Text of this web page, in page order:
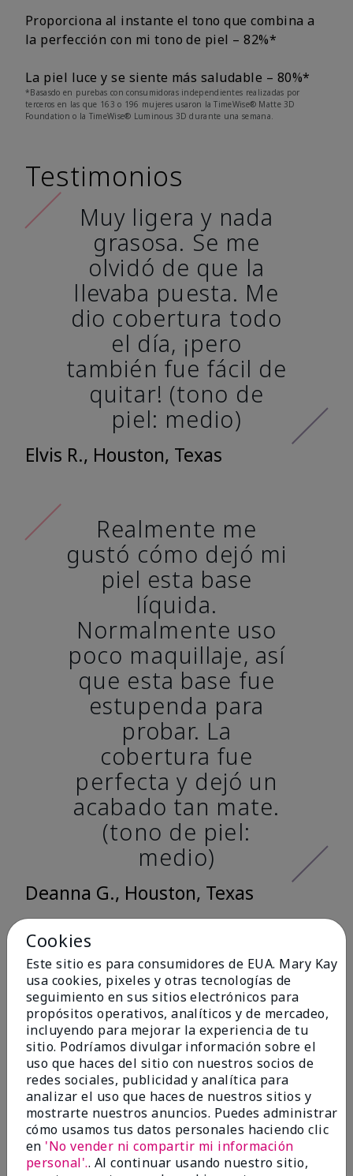
Proporciona al instante el tono que combina a
la perfección con mi tono de piel – 82%*
La piel luce y se siente más saludable – 80%*
*Basasdo en purebas con consumidoras independientes realizadas por
terceros en las que 163 o 196 mujeres usaron la TimeWise® Matte 3D
Foundation o la TimeWise® Luminous 3D durante una semana.
Testimonios
Muy ligera y nada
grasosa. Se me
olvidó de que la
llevaba puesta. Me
dio cobertura todo
el día, ¡pero
también fue fácil de
quitar! (tono de
piel: medio)
Elvis R., Houston, Texas
Realmente me
gustó cómo dejó mi
piel esta base
líquida.
Normalmente uso
poco maquillaje, así
que esta base fue
estupenda para
probar. La
cobertura fue
perfecta y dejó un
acabado tan mate.
(tono de piel:
medio)
Deanna G., Houston, Texas
Me encantó lo
suave que se siente
al aplicarla. Tiene
un acabado mate
muy bonito y no se
siente pastosa en la
piel. (tono de piel:
claro)
Cookies
Este sitio es para consumidores de EUA. Mary Kay
usa cookies, pixeles y otras tecnologías de
seguimiento en sus sitios electrónicos para
propósitos operativos, analíticos y de mercadeo,
incluyendo para mejorar la experiencia de tu
sitio. Podríamos divulgar información sobre el
uso que haces del sitio con nuestros socios de
redes sociales, publicidad y analítica para
analizar el uso que haces de nuestros sitios y
mostrarte nuestros anuncios. Puedes administrar
cómo usamos tus datos personales haciendo clic
en 'No vender ni compartir mi información
personal'.. Al continuar usando nuestro sitio,